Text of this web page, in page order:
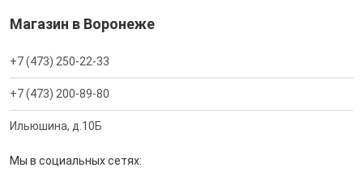
Магазин в Воронеже
+7 (473) 250-22-33
+7 (473) 200-89-80
Ильюшина, д.10Б
Мы в социальных сетях: